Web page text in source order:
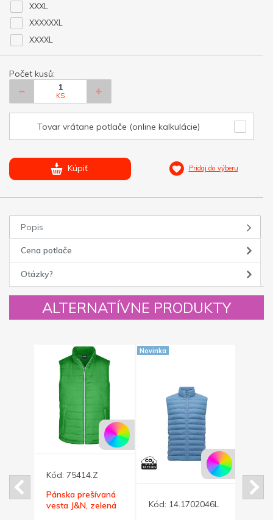
XXXL
XXXXXXL
XXXXL
Počet kusů:
KS
Tovar vrátane potlače (online kalkulácie)
Kúpiť Pridaj do výberu
Popis
Cena potlače
Otázky?
ALTERNATÍVNE PRODUKTY
Kód: 75414.Z
Pánska prešívaná
vesta J&N, zelená
Novinka
Kód: 14.1702046L